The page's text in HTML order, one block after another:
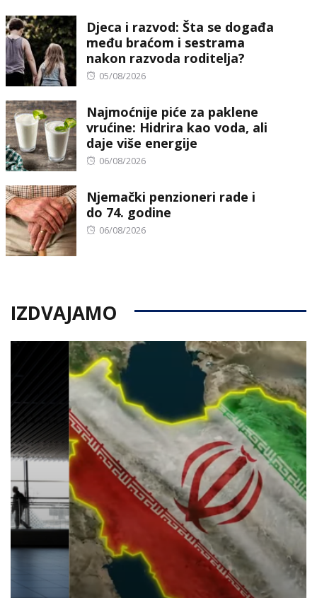
Djeca i razvod: Šta se događa
među braćom i sestrama
nakon razvoda roditelja?
Posted
05/08/2026
Najmoćnije piće za paklene
vrućine: Hidrira kao voda, ali
daje više energije
Posted
06/08/2026
Njemački penzioneri rade i
do 74. godine
Posted
06/08/2026
IZDVAJAMO